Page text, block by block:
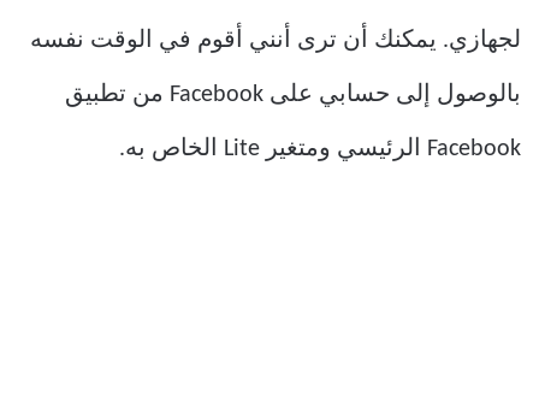
لجهازي. يمكنك أن ترى أنني أقوم في الوقت نفسه
بالوصول إلى حسابي على Facebook من تطبيق
Facebook الرئيسي ومتغير Lite الخاص به.